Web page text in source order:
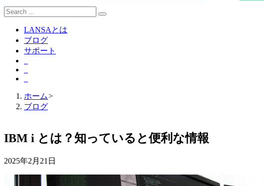
LANSAとは
ブログ
サポート
ホーム>
ブログ
IBM i とは？知っていると便利な情報
2025年2月21日